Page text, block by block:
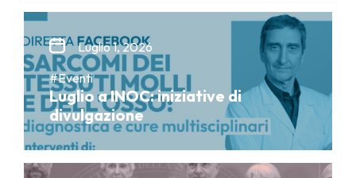
Luglio 1, 2026
#Eventi
Luglio a INOC: iniziative di
divulgazione